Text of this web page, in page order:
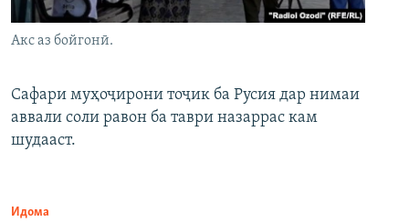
Акс аз бойгонӣ.
Сафари муҳоҷирони тоҷик ба Русия дар нимаи
аввали соли равон ба таври назаррас кам
шудааст.
Идома